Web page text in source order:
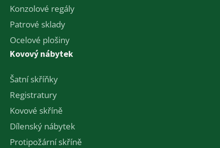
Konzolové regály
Patrové sklady
Ocelové plošiny
Kovový nábytek
Šatní skříňky
Registratury
Kovové skříně
Dílenský nábytek
Protipožární skříně